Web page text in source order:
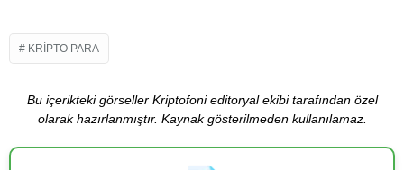
KRIPTO PARA
Bu içerikteki görseller Kriptofoni editoryal ekibi tarafından özel
olarak hazırlanmıştır. Kaynak gösterilmeden kullanılamaz.